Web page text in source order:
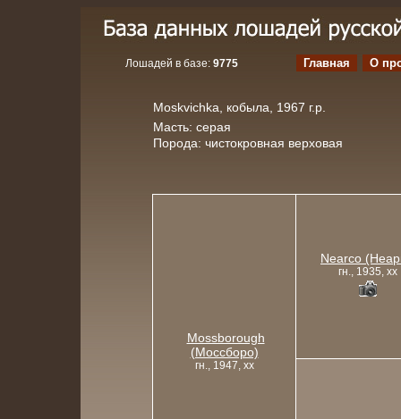
Лошадей в базе: 9775 Главная О
Moskvichka, кобыла, 1967 г.р.
Масть: серая
Порода: чистокровная верховая
Mossborough
(Моссборо)
гн., 1947, xx
Nearco
гн., 1935, xx